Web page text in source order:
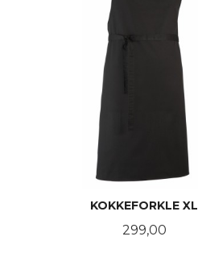
KOKKEFORKLE XL
Pris
299,00